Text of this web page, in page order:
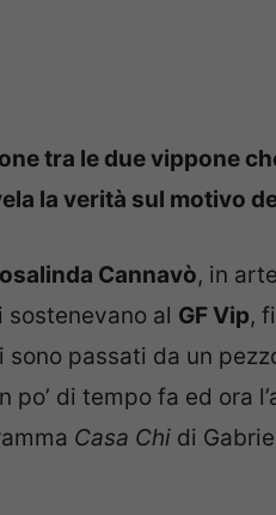
tra le due vippone
la verità sul motivo
Cannavò, in
al GF Vip,
sono passati da un
po’ di tempo fa ed ora
Casa Chi di